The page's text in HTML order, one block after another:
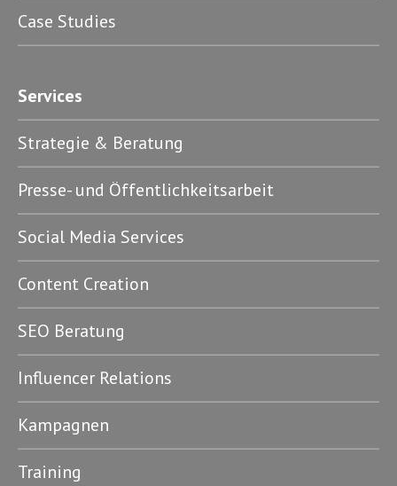
Case Studies
Services
Strategie & Beratung
Presse- und Öffentlichkeitsarbeit
Social Media Services
Content Creation
SEO Beratung
Influencer Relations
Kampagnen
Training